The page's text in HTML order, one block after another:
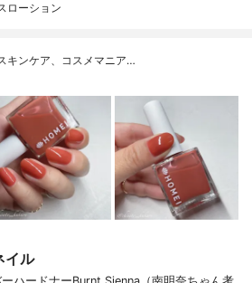
ローション
キンケア、コスメマニア…
イル